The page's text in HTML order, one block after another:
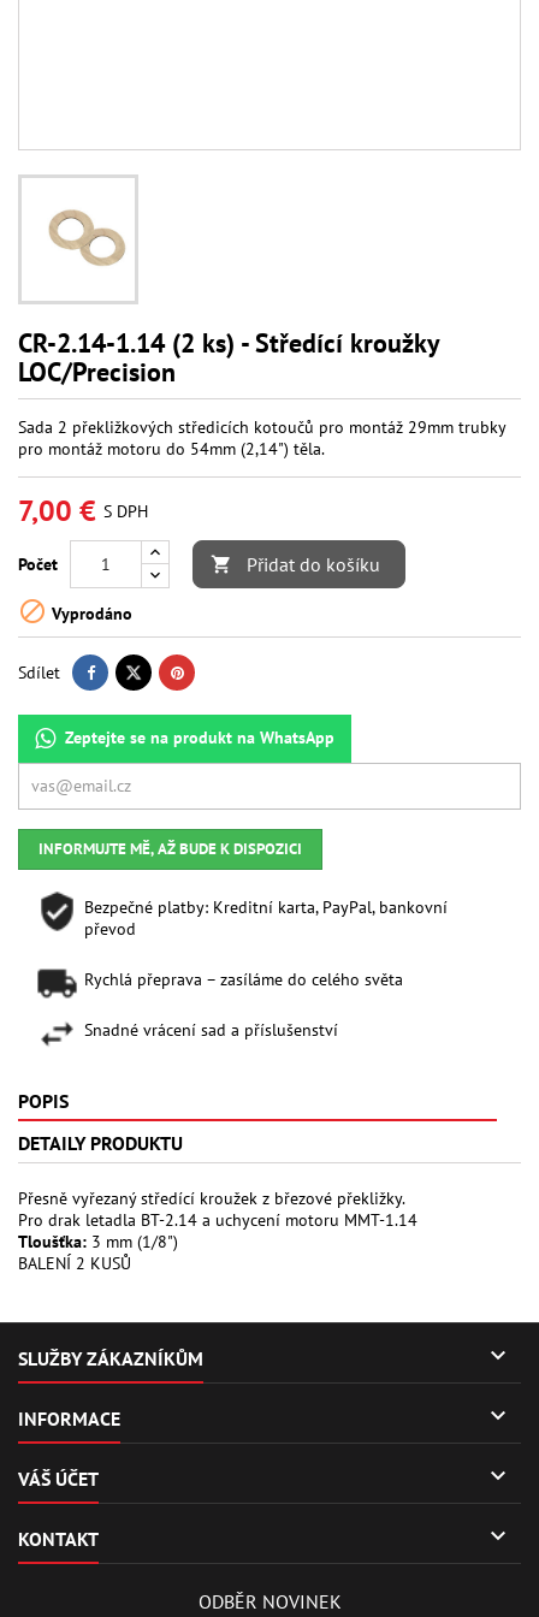
CR-2.14-1.14 (2 ks) - Středící kroužky
LOC/Precision
Sada 2 překližkových středicích kotoučů pro montáž 29mm trubky
pro montáž motoru do 54mm (2,14") těla.
7,00 € S DPH
Počet  Přidat do košíku
 Vyprodáno
Sdílet
Zeptejte se na produkt na WhatsApp
INFORMUJTE MĚ, AŽ BUDE K DISPOZICI
Bezpečné platby: Kreditní karta, PayPal, bankovní
převod
Rychlá přeprava – zasíláme do celého světa
Snadné vrácení sad a příslušenství
POPIS
DETAILY PRODUKTU
Přesně vyřezaný středící kroužek z březové překližky.
Pro drak letadla BT-2.14 a uchycení motoru MMT-1.14
Tloušťka: 3 mm (1/8")
BALENÍ 2 KUSŮ
SLUŽBY ZÁKAZNÍKŮM 
INFORMACE 
VÁŠ ÚČET 
KONTAKT 
ODBĚR NOVINEK